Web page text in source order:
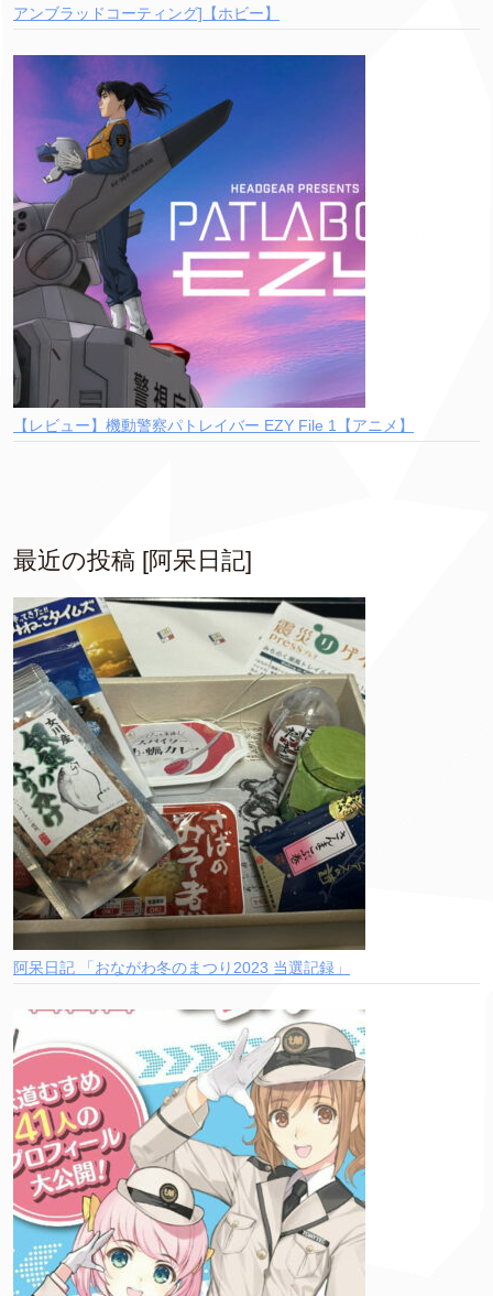
アンブラッドコーティング]【ホビー】
【レビュー】機動警察パトレイバー EZY File 1【アニメ】
最近の投稿 [阿呆日記]
阿呆日記 「おながわ冬のまつり2023 当選記録」